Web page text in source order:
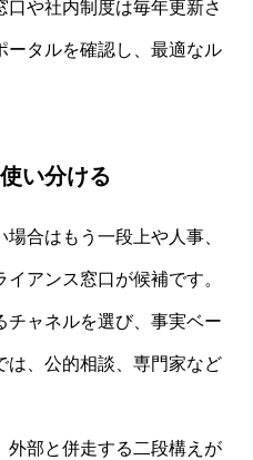
や社内制度は毎年更新さ
ータルを確認し、最適なル
い分ける
合はもう一段上や人事、
アンス窓口が候補です。
チャネルを選び、事実ベー
は、公的相談、専門家など
外部と併走する二段構えが